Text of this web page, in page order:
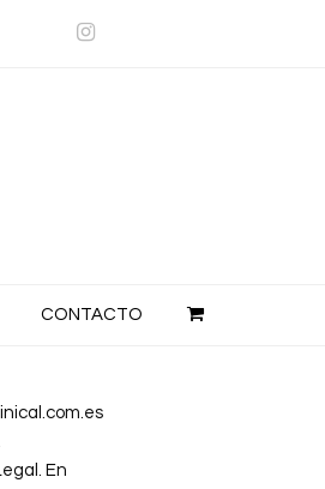
Instagram
CONTACTO
En